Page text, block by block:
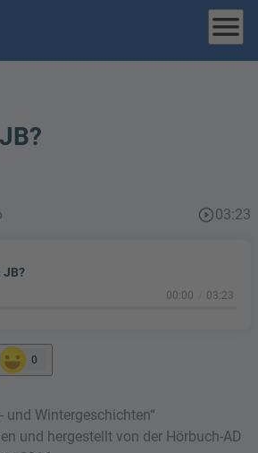
menu
play_circle_outline03:23
JB?
00:00 03:23
0
und Wintergeschichten“
und hergestellt von der Hörbuch-AD